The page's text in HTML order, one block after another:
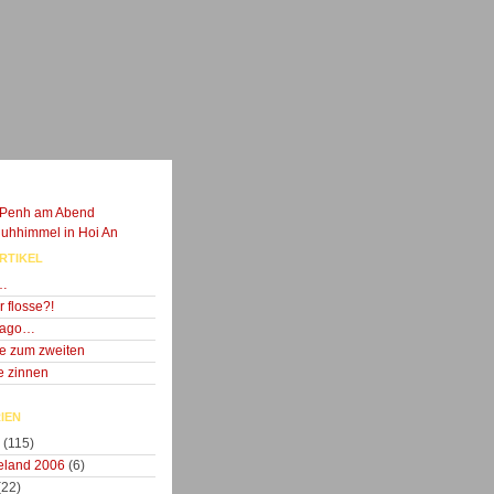
flosse?!
zum zweiten
zinnen
(115)
2006 (6)